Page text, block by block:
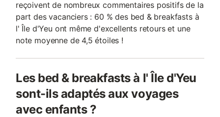
reçoivent de nombreux commentaires positifs de la
part des vacanciers : 60 % des bed & breakfasts à
l' Île d'Yeu ont même d'excellents retours et une
note moyenne de 4,5 étoiles !
Les bed & breakfasts à l' Île d'Yeu
sont-ils adaptés aux voyages
avec enfants ?